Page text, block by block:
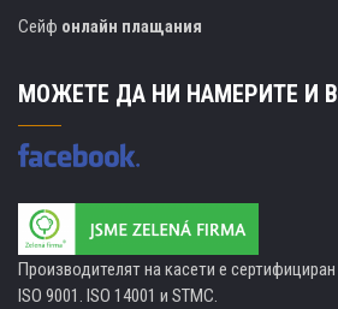
Сейф онлайн плащания
МОЖЕТЕ ДА НИ НАМЕРИТЕ И В
Производителят на касети е сертифициран
ISO 9001. ISO 14001 и STMC.